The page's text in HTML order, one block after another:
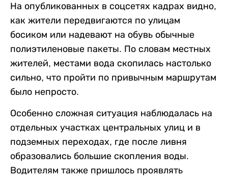
На опубликованных в соцсетях кадрах видно,
как жители передвигаются по улицам
босиком или надевают на обувь обычные
полиэтиленовые пакеты. По словам местных
жителей, местами вода скопилась настолько
сильно, что пройти по привычным маршрутам
было непросто.
Особенно сложная ситуация наблюдалась на
отдельных участках центральных улиц и в
подземных переходах, где после ливня
образовались большие скопления воды.
Водителям также пришлось проявлять